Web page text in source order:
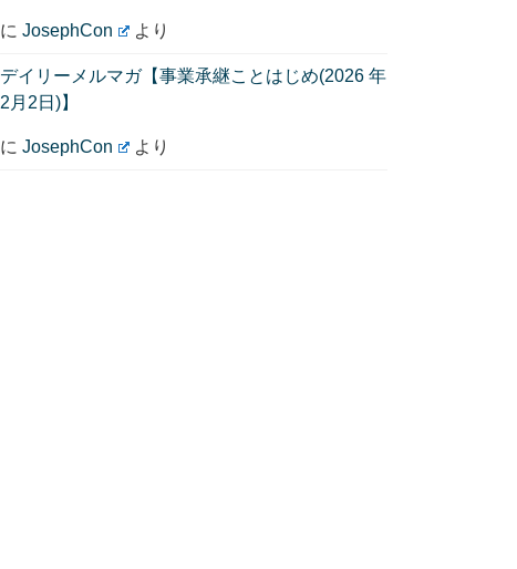
に JosephCon より
デイリーメルマガ【事業承継ことはじめ(2026 年
2月2日)】
に JosephCon より